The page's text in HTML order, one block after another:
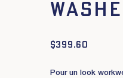
$399.60
Pour un look